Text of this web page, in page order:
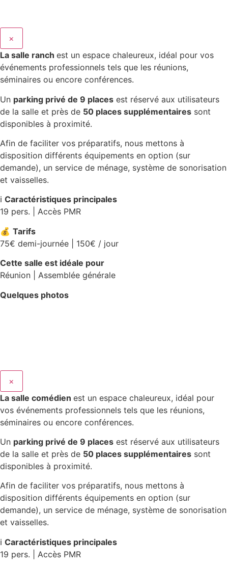
×
La salle ranch est un espace chaleureux, idéal pour vos
événements professionnels tels que les réunions,
séminaires ou encore conférences.
Un parking privé de 9 places est réservé aux utilisateurs
de la salle et près de 50 places supplémentaires sont
disponibles à proximité.
Afin de faciliter vos préparatifs, nous mettons à
disposition différents équipements en option (sur
demande), un service de ménage, système de sonorisation
et vaisselles.
ℹ️ Caractéristiques principales
19 pers. | Accès PMR
💰 Tarifs
75€ demi-journée | 150€ / jour
Cette salle est idéale pour
Réunion | Assemblée générale
Quelques photos
×
La salle comédien est un espace chaleureux, idéal pour
vos événements professionnels tels que les réunions,
séminaires ou encore conférences.
Un parking privé de 9 places est réservé aux utilisateurs
de la salle et près de 50 places supplémentaires sont
disponibles à proximité.
Afin de faciliter vos préparatifs, nous mettons à
disposition différents équipements en option (sur
demande), un service de ménage, système de sonorisation
et vaisselles.
ℹ️ Caractéristiques principales
19 pers. | Accès PMR